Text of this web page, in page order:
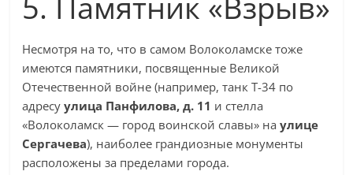
Несмотря на то, что в самом Волоколамске тоже
имеются памятники, посвященные Великой
Отечественной войне (например, танк Т-34 по
адресуулица Панфилова, д. 11 и стелла
«Волоколамск — город воинской славы» наулице
Сергачева), наиболее грандиозные монументы
расположены за пределами города.